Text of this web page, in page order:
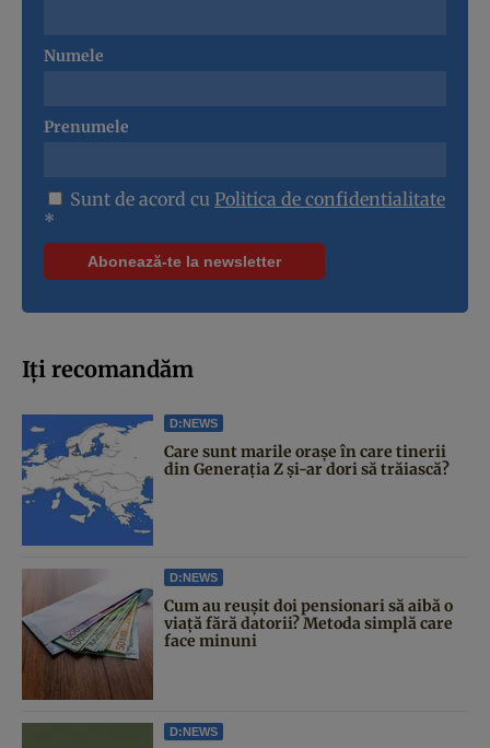
Numele
Prenumele
Sunt de acord cu Politica de confidentialitate
*
Iți recomandăm
D:NEWS
Care sunt marile orașe în care tinerii
din Generația Z și-ar dori să trăiască?
D:NEWS
Cum au reușit doi pensionari să aibă o
viață fără datorii? Metoda simplă care
face minuni
D:NEWS